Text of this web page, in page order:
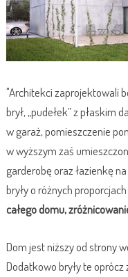
"Architekci zaprojektowali
brył, „pudełek” z płaskim
w garaż, pomieszczenie
w wyższym zaś
garderobę oraz łazienkę
bryły o różnych
całego domu,
Dom jest niższy od strony
Dodatkowo bryły te